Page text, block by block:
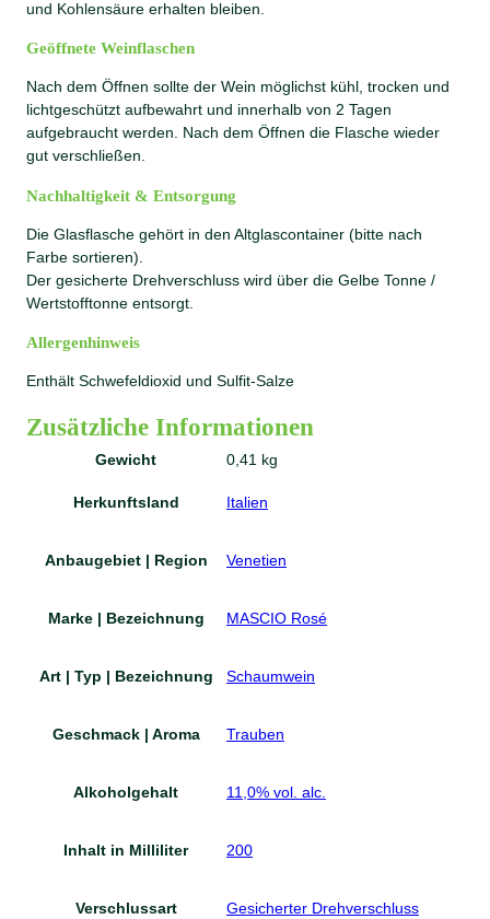
und Kohlensäure erhalten bleiben.
Geöffnete Weinflaschen
Nach dem Öffnen sollte der Wein möglichst kühl, trocken und
lichtgeschützt aufbewahrt und innerhalb von 2 Tagen
aufgebraucht werden. Nach dem Öffnen die Flasche wieder
gut verschließen.
Nachhaltigkeit & Entsorgung
Die Glasflasche gehört in den Altglascontainer (bitte nach
Farbe sortieren).
Der gesicherte Drehverschluss wird über die Gelbe Tonne /
Wertstofftonne entsorgt.
Allergenhinweis
Enthält Schwefeldioxid und Sulfit-Salze
Zusätzliche Informationen
Gewicht 0,41 kg
Herkunftsland Italien
Anbaugebiet | Region Venetien
Marke | Bezeichnung MASCIO Rosé
Art | Typ | Bezeichnung Schaumwein
Geschmack | Aroma Trauben
Alkoholgehalt 11,0% vol. alc.
Inhalt in Milliliter 200
Verschlussart Gesicherter Drehverschluss